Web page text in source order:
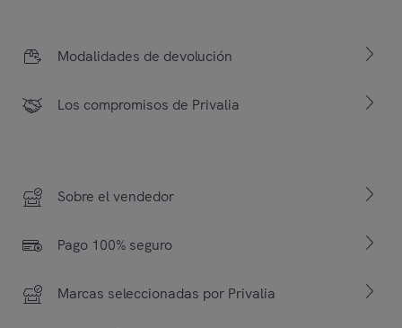
Modalidades de devolución
Los compromisos de Privalia
Sobre el vendedor
Pago 100% seguro
Marcas seleccionadas por Privalia